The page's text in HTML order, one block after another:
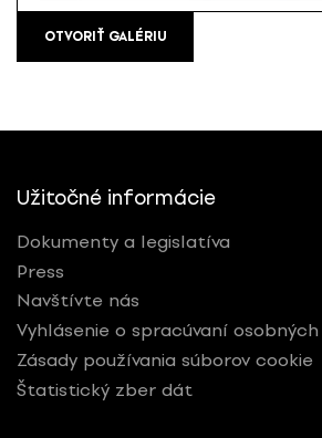
OTVORIŤ GALÉRIU
Užitočné informácie
Dokumenty a legislatíva
Press
Navštívte nás
Vyhlásenie o spracúvaní osobných
Zásady používania súborov cookie
Štatistický zber dát